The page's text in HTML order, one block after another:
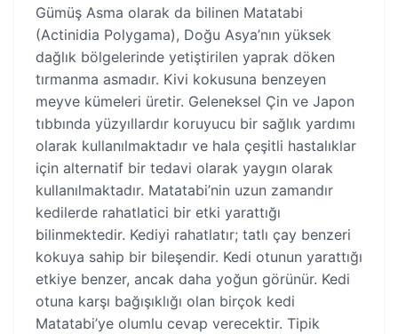
Gümüş Asma olarak da bilinen Matatabi
(Actinidia Polygama), Doğu Asya’nın yüksek
dağlık bölgelerinde yetiştirilen yaprak döken
tırmanma asmadır. Kivi kokusuna benzeyen
meyve kümeleri üretir. Geleneksel Çin ve Japon
tıbbında yüzyıllardır koruyucu bir sağlık yardımı
olarak kullanılmaktadır ve hala çeşitli hastalıklar
için alternatif bir tedavi olarak yaygın olarak
kullanılmaktadır. Matatabi’nin uzun zamandır
kedilerde rahatlatici bir etki yarattığı
bilinmektedir. Kediyi rahatlatır; tatlı çay benzeri
kokuya sahip bir bileşendir. Kedi otunun yarattığı
etkiye benzer, ancak daha yoğun görünür. Kedi
otuna karşı bağışıklığı olan birçok kedi
Matatabi’ye olumlu cevap verecektir. Tipik